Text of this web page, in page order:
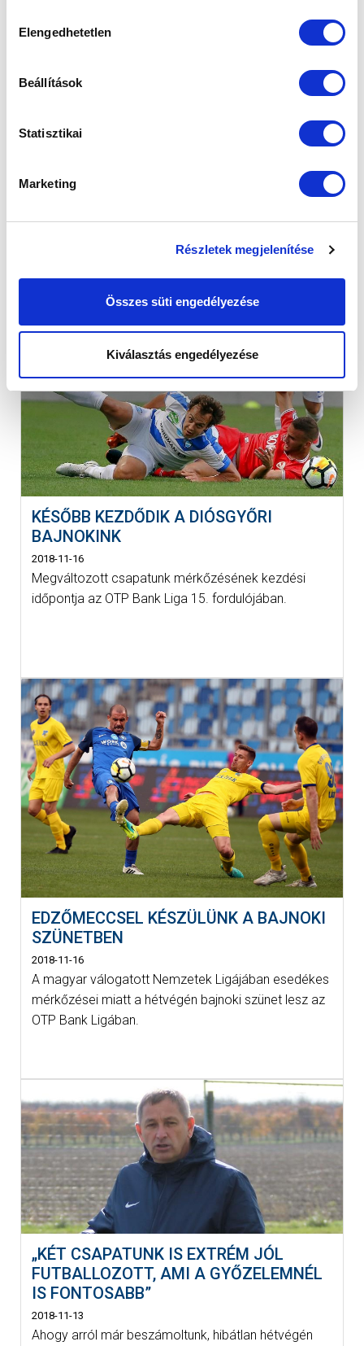
kiválasztása
Elengedhetetlen
Beállítások
Statisztikai
Marketing
Részletek megjelenítése
Összes süti engedélyezése
Kiválasztás engedélyezése
MTK BUDAPEST - GYIRMÓT FC 4-5:
2018-11-16
Ez történt a Gyirmót elleni felkészülési meccsen.
KÉSŐBB KEZDŐDIK A DIÓSGYŐRI
BAJNOKINK
2018-11-16
Megváltozott csapatunk mérkőzésének kezdési
időpontja az OTP Bank Liga 15. fordulójában.
EDZŐMECCSEL KÉSZÜLÜNK A BAJNOKI
SZÜNETBEN
2018-11-16
A magyar válogatott Nemzetek Ligájában esedékes
mérkőzései miatt a hétvégén bajnoki szünet lesz az
OTP Bank Ligában.
„KÉT CSAPATUNK IS EXTRÉM JÓL
FUTBALLOZOTT, AMI A GYŐZELEMNÉL
IS FONTOSABB”
2018-11-13
Ahogy arról már beszámoltunk, hibátlan hétvégén